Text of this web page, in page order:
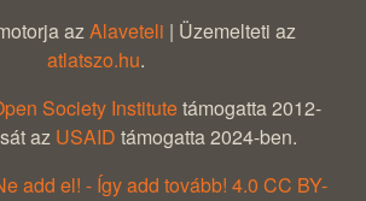
azAlaveteli | Üzemelteti az
atlatszo.hu.
Society Institutetámogatta 2012-
az USAID támogatta 2024-ben.
add el! - Így add tovább! 4.0 CC BY-